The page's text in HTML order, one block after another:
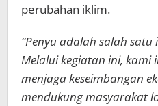
perubahan iklim.
“Penyu adalah salah
Melalui kegiatan ini,
menjaga keseimbangan
mendukung masyarakat